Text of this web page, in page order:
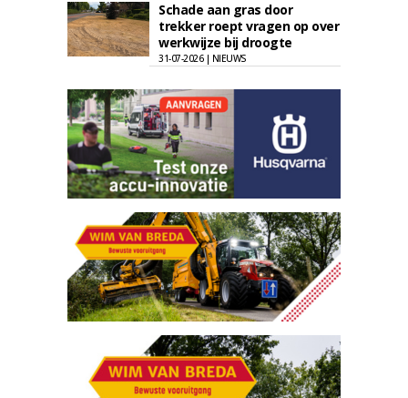
Schade aan gras door
trekker roept vragen op over
werkwijze bij droogte
31-07-2026 | NIEUWS